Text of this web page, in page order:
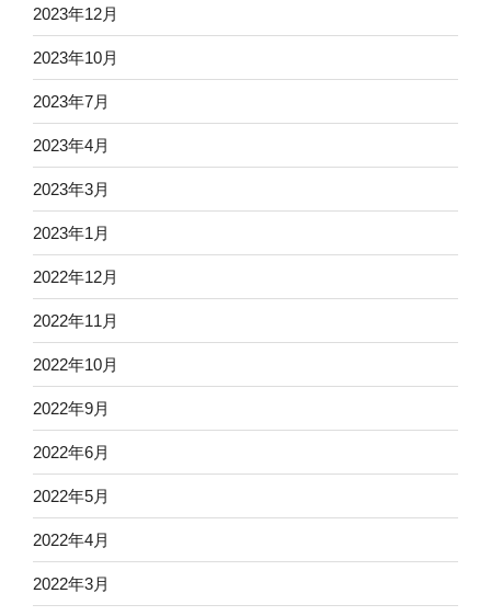
2023年12月
2023年10月
2023年7月
2023年4月
2023年3月
2023年1月
2022年12月
2022年11月
2022年10月
2022年9月
2022年6月
2022年5月
2022年4月
2022年3月